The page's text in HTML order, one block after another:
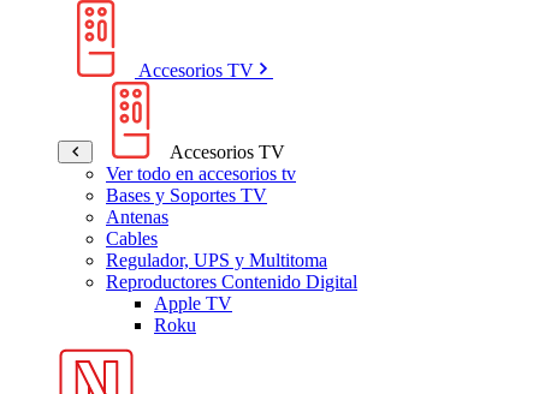
Accesorios TV
Accesorios TV
Ver todo en accesorios tv
Bases y Soportes TV
Antenas
Cables
Regulador, UPS y Multitoma
Reproductores Contenido Digital
Apple TV
Roku